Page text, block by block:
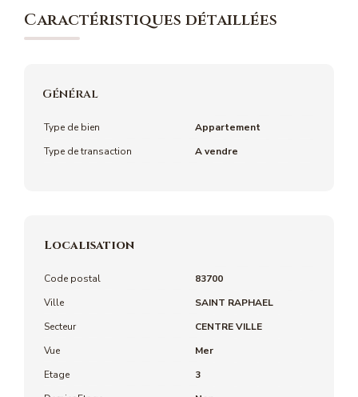
Caractéristiques détaillées
Général
Type de bien
Appartement
Type de transaction
A vendre
Localisation
Code postal
83700
Ville
SAINT RAPHAEL
Secteur
CENTRE VILLE
Vue
Mer
Etage
3